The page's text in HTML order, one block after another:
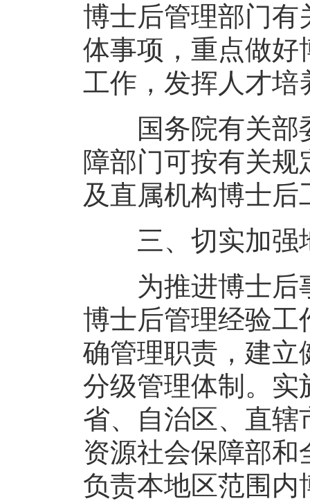
博士后管理部门有
体事项，重点做好
工作，发挥人才培
国务院有关部委
障部门可按有关
及直属机构博士
三、切实加强
为推进博士后事
博士后管理经验工
确管理职责，建立
分级管理体制。实
省、自治区、直
资源社会保障部
负责本地区范围